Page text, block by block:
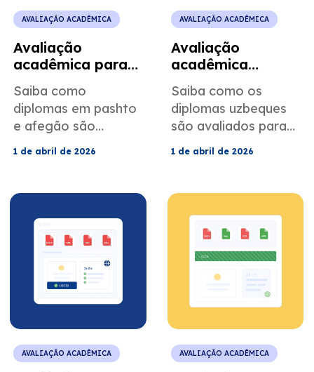
AVALIAÇÃO ACADÊMICA
Avaliação
acadêmica para
estudantes
falantes de
pashto no ensino
superior
Saiba como
diplomas em pashto
e afegão são
rejeições, cumpra as
e converta as notas
com precisão.
1 de abril de 2026
AVALIAÇÃO ACADÊMICA
Avaliação
acadêmica
uzbeque para
programas de
bolsas de estudo
internacionais
Saiba como os
diplomas uzbeques
são avaliados para
incompatibilidades
entre seu diploma e
os requisitos da
bolsa de estudos.
1 de abril de 2026
AVALIAÇÃO ACADÊMICA AVALIAÇÃO ACADÊMICA